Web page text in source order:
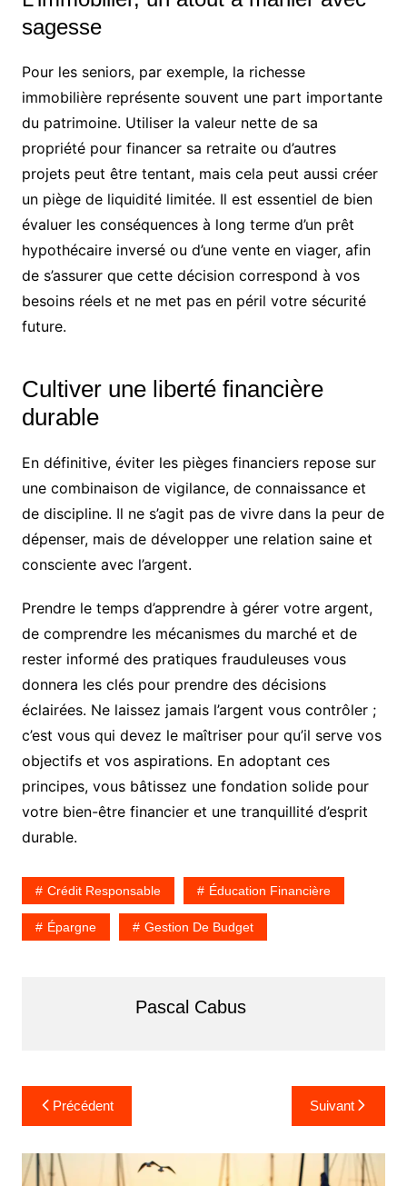
sagesse
Pour les seniors, par exemple, la richesse
immobilière représente souvent une part importante
du patrimoine. Utiliser la valeur nette de sa
propriété pour financer sa retraite ou d’autres
projets peut être tentant, mais cela peut aussi créer
un piège de liquidité limitée. Il est essentiel de bien
évaluer les conséquences à long terme d’un prêt
hypothécaire inversé ou d’une vente en viager, afin
de s’assurer que cette décision correspond à vos
besoins réels et ne met pas en péril votre sécurité
future.
Cultiver une liberté financière
durable
En définitive, éviter les pièges financiers repose sur
une combinaison de vigilance, de connaissance et
de discipline. Il ne s’agit pas de vivre dans la peur de
dépenser, mais de développer une relation saine et
consciente avec l’argent.
Prendre le temps d’apprendre à gérer votre argent,
de comprendre les mécanismes du marché et de
rester informé des pratiques frauduleuses vous
donnera les clés pour prendre des décisions
éclairées. Ne laissez jamais l’argent vous contrôler ;
c’est vous qui devez le maîtriser pour qu’il serve vos
objectifs et vos aspirations. En adoptant ces
principes, vous bâtissez une fondation solide pour
votre bien-être financier et une tranquillité d’esprit
durable.
Crédit Responsable Éducation Financière
Épargne Gestion De Budget
Pascal Cabus
a
v
Précédent Suivant